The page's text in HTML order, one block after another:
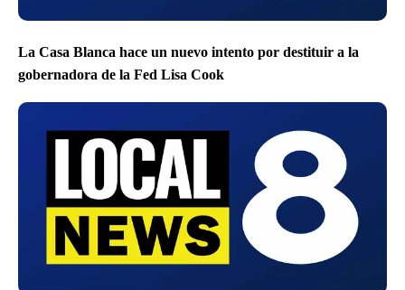
La Casa Blanca hace un nuevo intento por destituir a la
gobernadora de la Fed Lisa Cook